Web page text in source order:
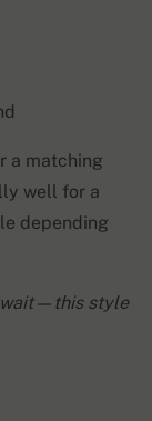
a matching
well for a
depending
wait—this style